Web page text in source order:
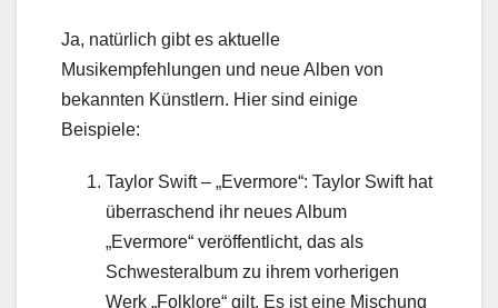
Ja, natürlich gibt es aktuelle
Musikempfehlungen und neue Alben von
bekannten Künstlern. Hier sind einige
Beispiele:
Taylor Swift – „Evermore“: Taylor Swift hat
überraschend ihr neues Album
„Evermore“ veröffentlicht, das als
Schwesteralbum zu ihrem vorherigen
Werk „Folklore“ gilt. Es ist eine Mischung